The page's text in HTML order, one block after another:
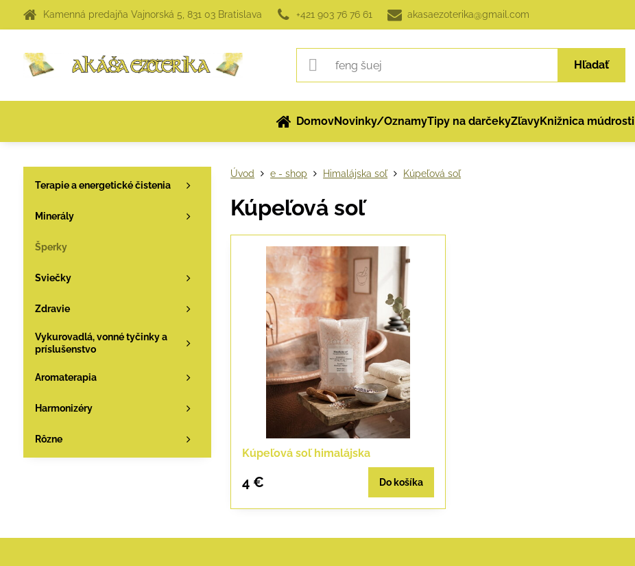
Kamenná predajňa Vajnorská 5, 831 03 Bratislava +421 903 76 76 61 akasaezoterika@gmail.com
Hľadať
DomovNovinky/OznamyTipy na darčekyZľavyKnižnica múdrosti
Úvod e - shop Himalájska soľ Kúpeľová soľ
Kúpeľová soľ
Kúpeľová soľ himalájska
4 € Do košíka
Terapie a energetické čistenia
Minerály
Šperky
Sviečky
Zdravie
Vykurovadlá, vonné tyčinky a
príslušenstvo
Aromaterapia
Harmonizéry
Rôzne